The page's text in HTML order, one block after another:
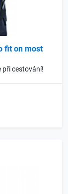
fit on most
při cestování!